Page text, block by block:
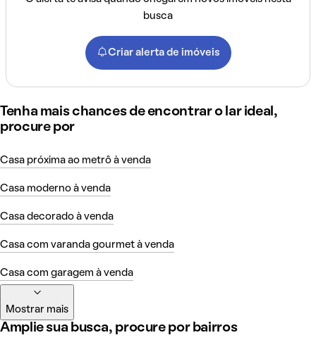
busca
Criar alerta de imóveis
Tenha mais chances de encontrar o lar ideal,
procure por
Casa próxima ao metrô à venda
Casa moderno à venda
Casa decorado à venda
Casa com varanda gourmet à venda
Casa com garagem à venda
Mostrar mais
Amplie sua busca, procure por bairros